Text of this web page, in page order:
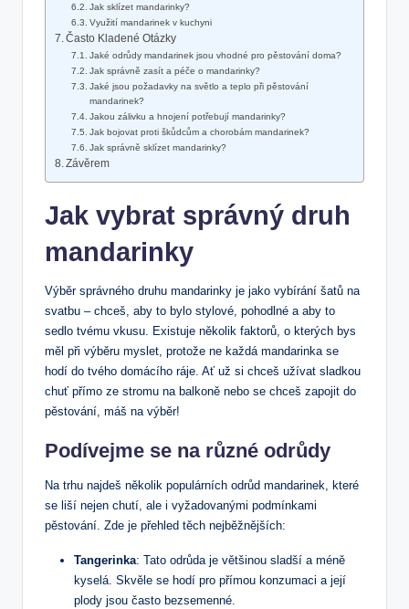
Jak sklízet mandarinky?
Využití mandarinek v kuchyni
Často Kladené Otázky
Jaké odrůdy mandarinek jsou vhodné pro pěstování doma?
Jak správně zasít a péče o mandarinky?
Jaké jsou požadavky na světlo a teplo při pěstování
mandarinek?
Jakou zálivku a hnojení potřebují mandarinky?
Jak bojovat proti škůdcům a chorobám mandarinek?
Jak správně sklízet mandarinky?
Závěrem
Jak vybrat správný druh
mandarinky
Výběr správného druhu mandarinky je jako vybírání šatů na
svatbu – chceš, aby to bylo stylové, pohodlné a aby to
sedlo tvému vkusu. Existuje několik faktorů, o kterých bys
měl při výběru myslet, protože ne každá mandarinka se
hodí do tvého domácího ráje. Ať už si chceš užívat sladkou
chuť přímo ze stromu na balkoně nebo se chceš zapojit do
pěstování, máš na výběr!
Podívejme se na různé odrůdy
Na trhu najdeš několik populárních odrůd mandarinek, které
se liší nejen chutí, ale i vyžadovanými podmínkami
pěstování. Zde je přehled těch nejběžnějších:
Tangerinka: Tato odrůda je většinou sladší a méně
kyselá. Skvěle se hodí pro přímou konzumaci a její
plody jsou často bezsemenné.